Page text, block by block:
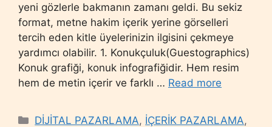
yeni gözlerle bakmanın zamanı geldi. Bu sekiz
format, metne hakim içerik yerine görselleri
tercih eden kitle üyelerinizin ilgisini çekmeye
yardımcı olabilir. 1. Konukçuluk(Guestographics)
Konuk grafiği, konuk infografiğidir. Hem resim
hem de metin içerir ve farklı … Read more
Categories
DİJİTAL PAZARLAMA, İÇERİK PAZARLAMA,